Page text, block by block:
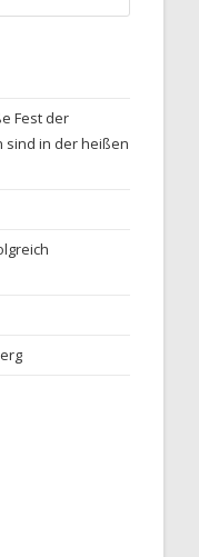
Escape
Fest der
sind in der heißen